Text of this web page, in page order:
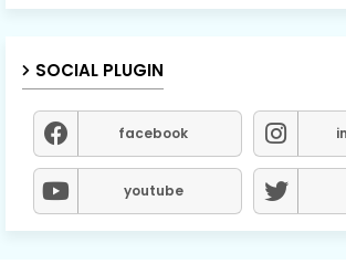
SOCIAL PLUGIN
facebook
youtube